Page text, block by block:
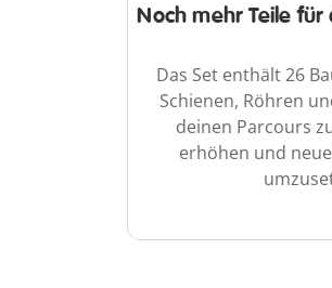
Noch mehr Teile
Das Set enthält 26
Schienen, Röhren
deinen Parcours
erhöhen und